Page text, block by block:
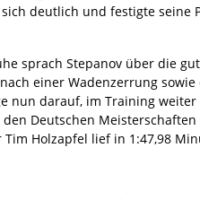
deutlich und festigte
sprach Stepanov über die
einer Wadenzerrung
nun darauf, im Training
Deutschen
Holzapfel lief in 1:47,98